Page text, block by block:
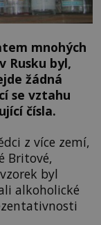
mnohých
Rusku byl,
žádná
se vztahu
čísla.
z více zemí,
Britové,
byl
alkoholické